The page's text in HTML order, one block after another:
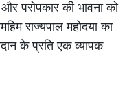
परोपकार की भावना को
राज्यपाल महोदया का
के प्रति एक व्यापक